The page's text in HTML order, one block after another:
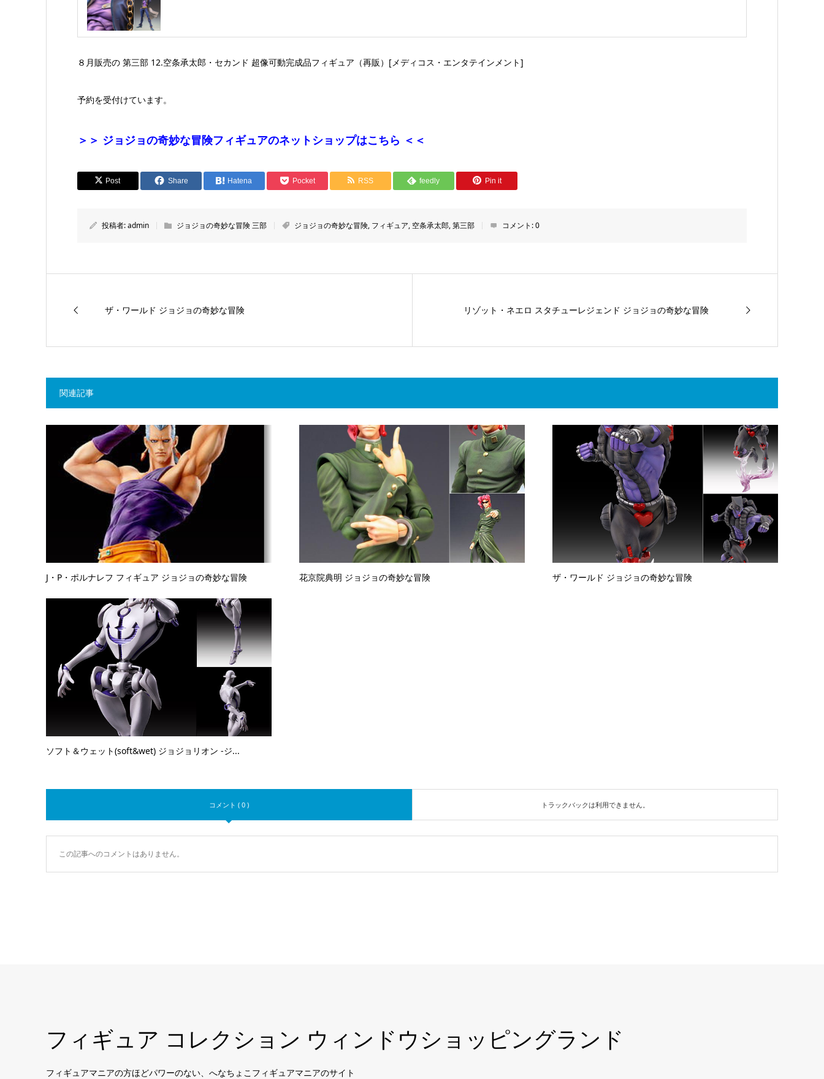
８月販売の 第三部 12.空条承太郎・セカンド 超像可動完成品フィギュア（再販）[メディコス・エンタテインメント]
予約を受付けています。
＞＞ ジョジョの奇妙な冒険フィギュアのネットショップはこちら ＜＜
Post Share Hatena Pocket RSS feedly Pin it
投稿者:admin ジョジョの奇妙な冒険 三部 ジョジョの奇妙な冒険, フィギュア, 空条承太郎,第三部 コメント:0
ザ・ワールド ジョジョの奇妙な冒険 リゾット・ネエロ スタチューレジェンド ジョジョの奇妙な冒険
関連記事
J・P・ポルナレフ フィギュア ジョジョの奇妙な冒険 花京院典明 ジョジョの奇妙な冒険 ザ・ワールド ジョジョの奇妙な冒険
ソフト＆ウェット(soft&wet) ジョジョリオン -ジ...
コメント ( 0 ) トラックバックは利用できません。
この記事へのコメントはありません。
フィギュア コレクション ウィンドウショッピングランド
フィギュアマニアの方ほどパワーのない、へなちょこフィギュアマニアのサイト